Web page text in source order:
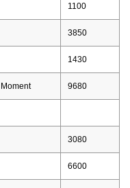
1100
3850
1430
9680
3080
6600